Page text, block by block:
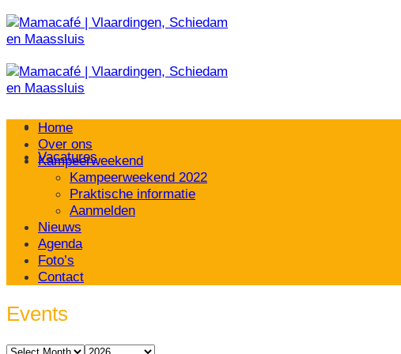
Ga
naar
inhoud
Vacatures
Home
Over ons
Kampeerweekend
Kampeerweekend 2022
Praktische informatie
Aanmelden
Nieuws
Agenda
Foto’s
Contact
Events